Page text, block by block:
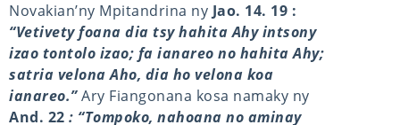
Novakian’ny Mpitandrina ny Jao. 14. 19 :
“Vetivety foana dia tsy hahita Ahy intsony
izao tontolo izao; fa ianareo no hahita Ahy;
satria velona Aho, dia ho velona koa
ianareo.”Ary Fiangonana kosa namaky ny
And. 22 : “Tompoko, nahoana no aminay